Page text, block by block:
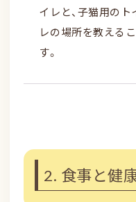
イレと、子猫用の
レの場所を教える
す。
2. 食事と健